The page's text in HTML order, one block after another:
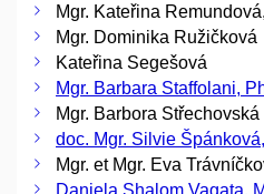
Mgr. Kateřina
Mgr. Dominika Ružičková
Kateřina Segešová
Mgr. Barbara Staffolani,
Mgr. Barbora Střechovská
doc. Mgr. Silvie
Mgr. et Mgr. Eva
Daniela Shalom Vagata,